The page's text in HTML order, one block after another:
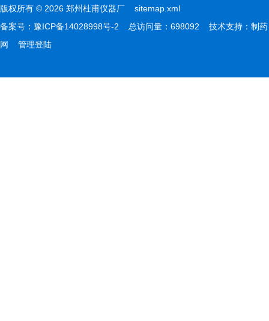
版权所有 © 2026 郑州杜甫仪器厂 sitemap.xml
备案号： 豫ICP备14028998号-2 总访问量：698092 技术支持： 制药
网
管理登陆